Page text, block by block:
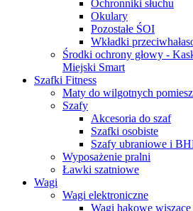
Ochronniki słuchu
Okulary
Pozostałe ŚOI
Wkładki
Środki ochrony głowy -
Miejski Smart
Szafki Fitness
Maty do wilgotnych
Szafy
Akcesoria do szaf
Szafki osobiste
Szafy ubraniowe i
Wyposażenie pralni
Ławki szatniowe
Wagi
Wagi elektroniczne
Wagi hakowe wiszące